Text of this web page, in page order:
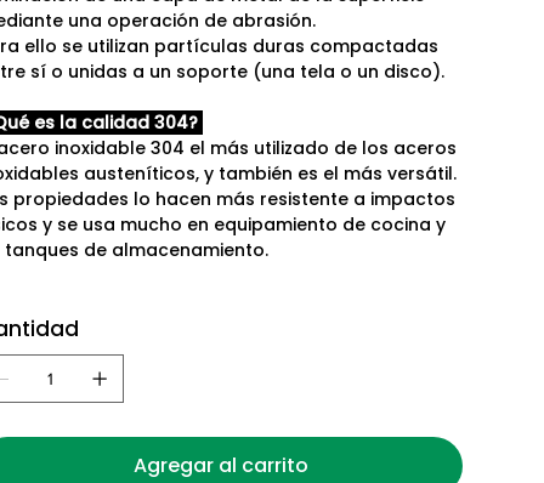
una operación de abrasión.
ello se utilizan partículas duras compactadas
sí o unidas a un soporte (una tela o un disco).
es la calidad 304?
inoxidable 304 el más utilizado de los aceros
austeníticos, y también es el más versátil.
propiedades lo hacen más resistente a impactos
y se usa mucho en equipamiento de cocina y
tanques de almacenamiento.
Agregar al carrito